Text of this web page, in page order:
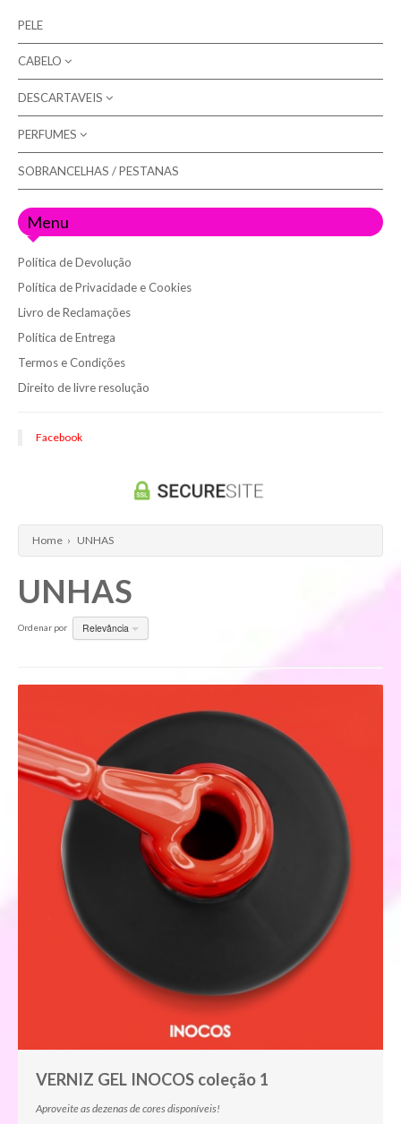
PELE
CABELO
COLORAÇÃO
ARTX
NATURE (sem amoníaco)
OXIDANTES
CUIDADOS (champôs / máscaras)
EQUIPAMENTOS
ACESSÓRIOS (para cabelo)
TÉCNICO
DESCARTAVEIS
LUVAS
ROLOS DE MARQUESA
PERFUMES
MULHER
HOMEM
SOBRANCELHAS / PESTANAS
Menu
Política de Devolução
Política de Privacidade e Cookies
Livro de Reclamações
Política de Entrega
Termos e Condições
Direito de livre resolução
Facebook
Home › UNHAS
UNHAS
Ordenar por Relevância
VERNIZ GEL INOCOS coleção 1
Aproveite as dezenas de cores disponíveis!